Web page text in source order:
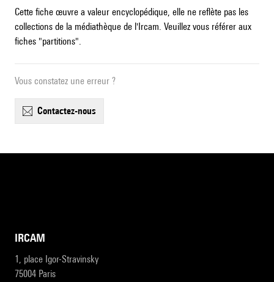
Cette fiche œuvre a valeur encyclopédique, elle ne reflète pas les
collections de la médiathèque de l'Ircam. Veuillez vous référer aux
fiches "partitions".
Vous constatez une erreur ?
contactez-nous
IRCAM
1, place Igor-Stravinsky
75004 Paris